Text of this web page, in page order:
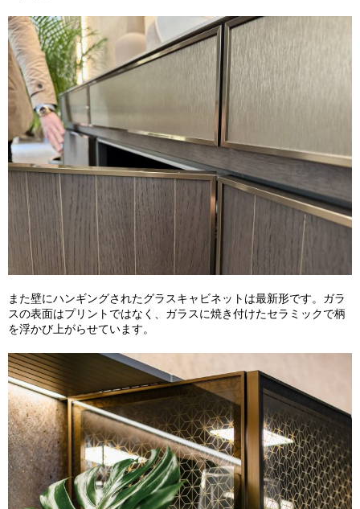
また壁にハンギングされたグラスキャビネットは最新形です。ガラ
スの表面はプリントではなく、ガラスに焼き付けたセラミックで柄
を浮かび上がらせています。